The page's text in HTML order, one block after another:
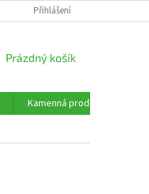
PODMÍNKY OCHRANY
Přihlášení
NÁKUPNÍ
Prázdný košík
Kamenná prodejna